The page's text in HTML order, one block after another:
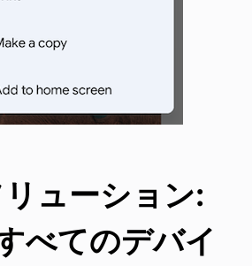
ューション:
べてのデバイ